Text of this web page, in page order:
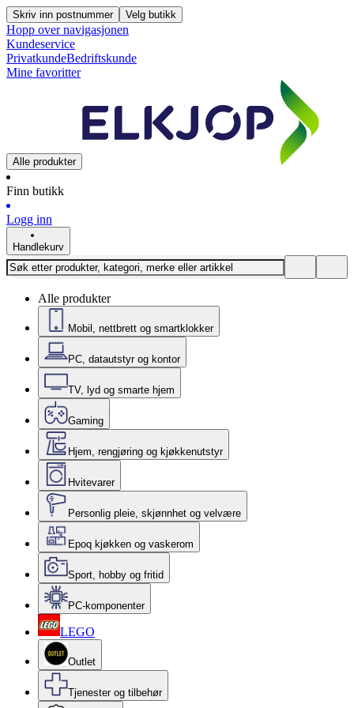
Skriv inn postnummer Velg butikk
Hopp over navigasjonen
Kundeservice
PrivatkundeBedriftskunde
Mine favoritter
Alle produkter
Finn butikk
Logg inn
Handlekurv
Alle produkter
Mobil, nettbrett og smartklokker
PC, datautstyr og kontor
TV, lyd og smarte hjem
Gaming
Hjem, rengjøring og kjøkkenutstyr
Hvitevarer
Personlig pleie, skjønnhet og velvære
Epoq kjøkken og vaskerom
Sport, hobby og fritid
PC-komponenter
LEGO
Outlet
Tjenester og tilbehør